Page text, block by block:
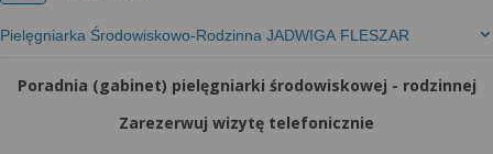
Pielęgniarka Środowiskowo-Rodzinna JADWIGA FLESZAR
Poradnia (gabinet) pielęgniarki środowiskowej - rodzinnej
Zarezerwuj wizytę telefonicznie